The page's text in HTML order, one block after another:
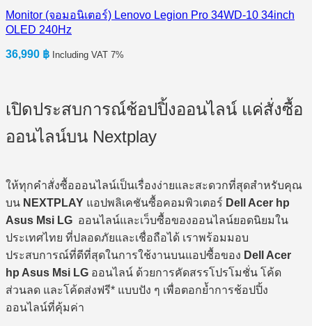
Monitor (จอมอนิเตอร์) Lenovo Legion Pro 34WD-10 34inch
OLED 240Hz
36,990 ฿ Including VAT 7%
เปิดประสบการณ์ช้อปปิ้งออนไลน์ แค่สั่งซื้อ
ออนไลน์บน Nextplay
ให้ทุกคำสั่งซื้อออนไลน์เป็นเรื่องง่ายและสะดวกที่สุดสำหรับคุณ
บน NEXTPLAY แอปพลิเคชันซื้อคอมพิวเตอร์ Dell Acer hp
Asus Msi LG ออนไลน์และเว็บซื้อของออนไลน์ยอดนิยมใน
ประเทศไทย ที่ปลอดภัยและเชื่อถือได้ เราพร้อมมอบ
ประสบการณ์ที่ดีที่สุดในการใช้งานบนแอปซื้อของ Dell Acer
hp Asus Msi LG ออนไลน์ ด้วยการคัดสรรโปรโมชั่น โค้ด
ส่วนลด และโค้ดส่งฟรี* แบบปัง ๆ เพื่อตอกย้ำการช้อปปิ้ง
ออนไลน์ที่คุ้มค่า